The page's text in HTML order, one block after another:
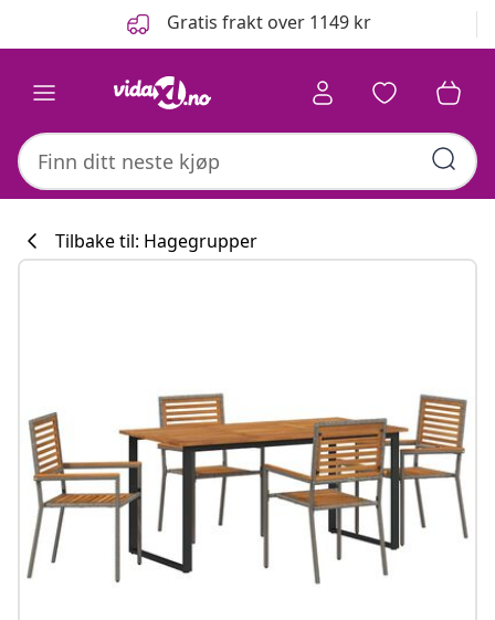
Gratis frakt over 1149 kr
Tilbake til: Hagegrupper